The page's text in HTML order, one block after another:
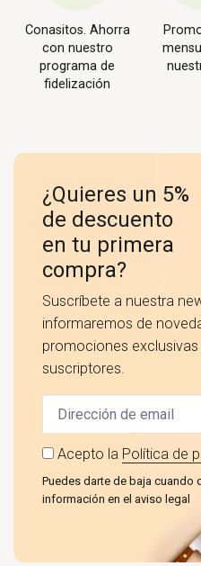
Conasitos. Ahorra
con nuestro
programa de
fidelización
¿Quieres un 5%
de descuento
en tu primera
compra?
Suscríbete a nuestra
informaremos de
promociones exclusivas
suscriptores.
Acepto la Política de
Puedes darte de baja cuando
información en el aviso legal